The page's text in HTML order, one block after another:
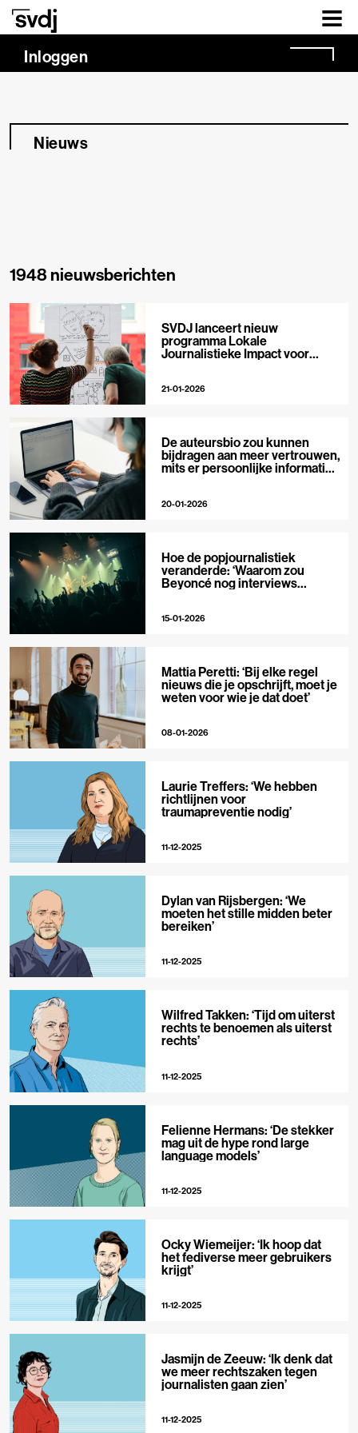
Naar hoofdinhoud
Inloggen
Nieuws
1948 nieuwsberichten
SVDJ lanceert nieuw
programma Lokale
Journalistieke Impact voor
21-01-2026
De auteursbio zou kunnen
bijdragen aan meer vertrouwen,
mits er persoonlijke informatie
20-01-2026
Hoe de popjournalistiek
veranderde: ‘Waarom zou
Beyoncé nog interviews
15-01-2026
Mattia Peretti: ‘Bij elke regel
nieuws die je opschrijft, moet je
weten voor wie je dat doet’
08-01-2026
Laurie Treffers: ‘We hebben
richtlijnen voor
traumapreventie nodig’
11-12-2025
Dylan van Rijsbergen: ‘We
moeten het stille midden beter
bereiken’
11-12-2025
Wilfred Takken: ‘Tijd om uiterst
rechts te benoemen als uiterst
rechts’
11-12-2025
Felienne Hermans: ‘De stekker
mag uit de hype rond large
language models’
11-12-2025
Ocky Wiemeijer: ‘Ik hoop dat
het fediverse meer gebruikers
krijgt’
11-12-2025
Jasmijn de Zeeuw: ‘Ik denk dat
we meer rechtszaken tegen
journalisten gaan zien’
11-12-2025